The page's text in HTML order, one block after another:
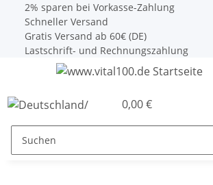
2% sparen bei Vorkasse-Zahlung
Schneller Versand
Gratis Versand ab 60€ (DE)
Lastschrift- und Rechnungszahlung
0,00 €